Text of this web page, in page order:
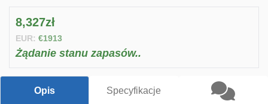
8,327zł
EUR: €1913
Żądanie stanu zapasów..
Opis Specyfikacje